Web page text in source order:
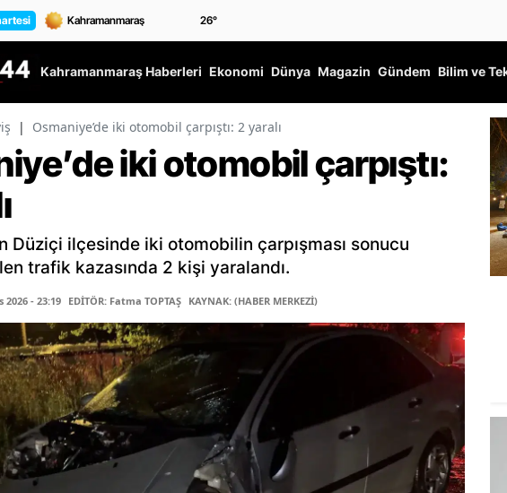
26°
Kahramanmaraş Haberleri Ekonomi Dünya Magazin Gündem Bilim ve
| Osmaniye’de iki otomobil çarpıştı: 2 yaralı
iki otomobil çarpıştı:
Düziçi ilçesinde iki otomobilin çarpışması sonucu
trafik kazasında 2 kişi yaralandı.
2026 - 23:19 EDİTÖR: Fatma TOPTAŞ KAYNAK: (HABER MERKEZİ)